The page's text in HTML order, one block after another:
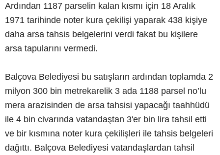
Ardından 1187 parselin kalan kısmı için 18 Aralık
1971 tarihinde noter kura çekilişi yaparak 438 kişiye
daha arsa tahsis belgelerini verdi fakat bu kişilere
arsa tapularını vermedi.
Balçova Belediyesi bu satışların ardından toplamda 2
milyon 300 bin metrekarelik 3 ada 1188 parsel no’lu
mera arazisinden de arsa tahsisi yapacağı taahhüdü
ile 4 bin civarında vatandaştan 3'er bin lira tahsil etti
ve bir kısmına noter kura çekilişleri ile tahsis belgeleri
dağıttı. Balçova Belediyesi vatandaşlardan tahsil